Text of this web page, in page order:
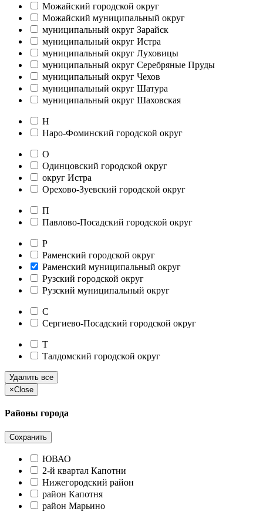
Можайский городской округ
Можайский муниципальный округ
муниципальный округ Зарайск
муниципальный округ Истра
муниципальный округ Луховицы
муниципальный округ Серебряные Пруды
муниципальный округ Чехов
муниципальный округ Шатура
муниципальный округ Шаховская
Н
Наро-Фоминский городской округ
О
Одинцовский городской округ
округ Истра
Орехово-Зуевский городской округ
П
Павлово-Посадский городской округ
Р
Раменский городской округ
Раменский муниципальный округ
Рузский городской округ
Рузский муниципальный округ
С
Сергиево-Посадский городской округ
Т
Талдомский городской округ
Удалить все
×Close
Районы города
Сохранить
ЮВАО
2-й квартал Капотни
Нижегородский район
район Капотня
район Марьино